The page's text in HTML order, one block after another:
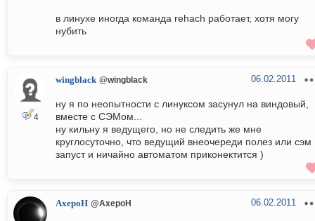
в линухе иногда команда rehach работает, хотя могу
нубить
4
wingblack @wingblack 06.02.2011
ну я по неопытности с линуксом засунул на виндовый,
вместе с СЭМом...
ну кильну я ведущего, но не следить же мне
круглосуточно, что ведущий внеочереди полез или сэм
запуст и ничайно автоматом приконектится )
AxepoH @AxepoH 06.02.2011